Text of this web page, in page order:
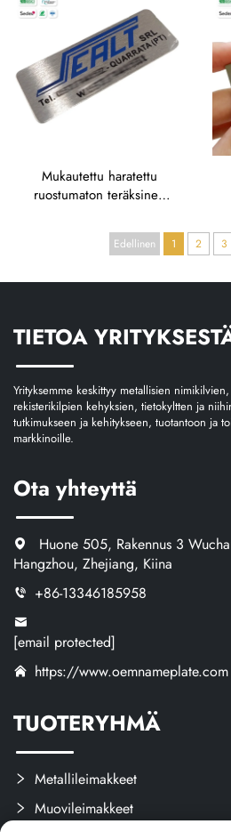
kotikoristeiden
brändäykseen
Mukautettu haratettu
ruostumaton teräksinen
ja kaupalliseen
brändäykseen Italiassa
Edellinen 1 2 3
TIETOA
Yrityksemme keskittyy metallisien
rekisterikilpien kehyksien, tietokyltten ja
tutkimukseen ja kehitykseen, tuotantoon ja
markkinoille.
Ota yhteyttä
Huone 505, Rakennus 3
Hangzhou, Zhejiang, Kiina
+86-13346185958
[email protected]
https://www.oemnameplate.com
TUOTERYHMÄ
Metallileimakkeet
Muovileimakkeet